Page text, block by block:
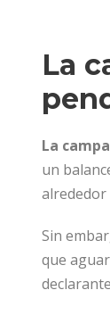
La
La
un
alrededor
Sin
que